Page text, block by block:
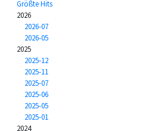
Größte Hits
2026
2026-07
2026-05
2025
2025-12
2025-11
2025-07
2025-06
2025-05
2025-01
2024